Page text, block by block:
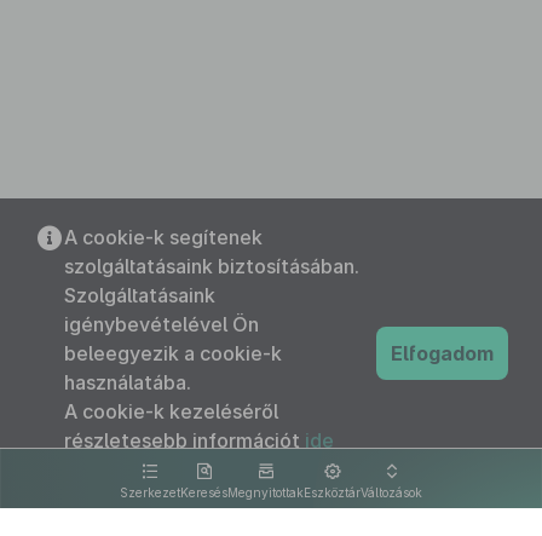
SzerkezetKeresésMegnyitottakEszköztárVáltozások
A cookie-k segítenek
szolgáltatásaink biztosításában.
Szolgáltatásaink
igénybevételével Ön
beleegyezik a cookie-k
használatába.
A cookie-k kezeléséről
részletesebb információt ide
kattintva olvashat.
Elfogadom